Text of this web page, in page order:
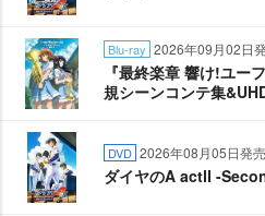
Blu-ray 2026年09月02日
『最終楽章 響け!ユー
規シーンコンテ集
DVD 2026年08月05日発売
ダイヤのA actⅡ -